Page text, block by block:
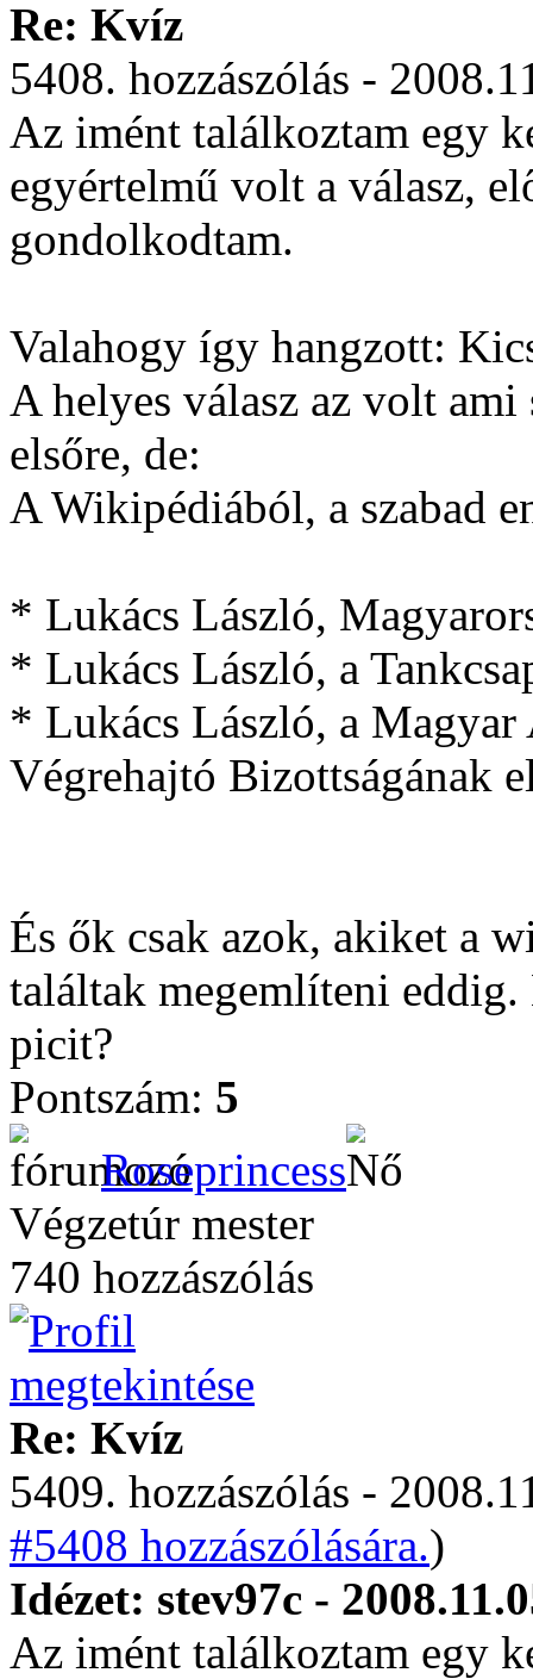
Re: Kvíz
5408. hozzászólás -
Az imént találkoztam egy
egyértelmű volt a válasz,
gondolkodtam.
Valahogy így hangzott:
A helyes válasz az volt
elsőre, de:
A Wikipédiából, a szabad
* Lukács László,
* Lukács László, a
* Lukács László, a Magyar
Végrehajtó Bizottságának
És ők csak azok, akiket a
találtak megemlíteni
picit?
Pontszám: 5
Roseprincess
Végzetúr mester
740 hozzászólás
Re: Kvíz
5409. hozzászólás -
#5408 hozzászólására.)
Idézet: stev97c -
Az imént találkoztam egy